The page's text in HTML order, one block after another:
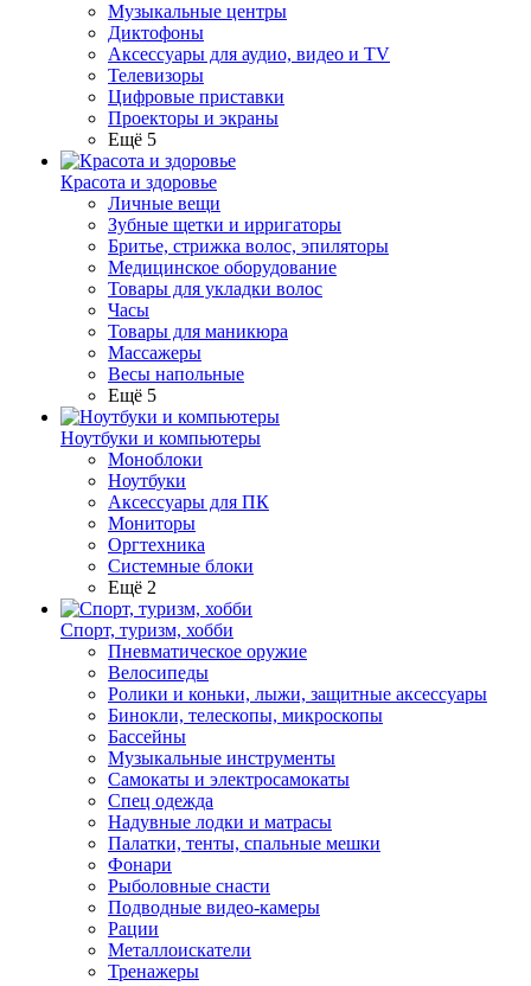
Музыкальные центры
Диктофоны
Аксессуары для аудио, видео и TV
Телевизоры
Цифровые приставки
Проекторы и экраны
Ещё 5
Красота и здоровье
Личные вещи
Зубные щетки и ирригаторы
Бритье, стрижка волос, эпиляторы
Медицинское оборудование
Товары для укладки волос
Часы
Товары для маникюра
Массажеры
Весы напольные
Ещё 5
Ноутбуки и компьютеры
Моноблоки
Ноутбуки
Аксессуары для ПК
Мониторы
Оргтехника
Системные блоки
Ещё 2
Спорт, туризм, хобби
Пневматическое оружие
Велосипеды
Ролики и коньки, лыжи, защитные аксессуары
Бинокли, телескопы, микроскопы
Бассейны
Музыкальные инструменты
Самокаты и электросамокаты
Спец одежда
Надувные лодки и матрасы
Палатки, тенты, спальные мешки
Фонари
Рыболовные снасти
Подводные видео-камеры
Рации
Металлоискатели
Тренажеры